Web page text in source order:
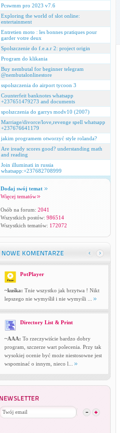
Pcswmm pro 2023 v7.6
Exploring the world of slot online:
entertainment
Entretien moto : les bonnes pratiques pour
garder votre deux
Spolszczenie do f.e.a.r 2: project origin
Program do klikania
Buy nembutal for beginner telegram
@nembutalonlinestore
sspolszczenia do airport tycoon 3
Counterfeit banknotes whatsapp
+237651479273 and documents
spolszczenia do garrys modv10 (2007)
Marriage/divorce/love,revenge spell whatsapp
+237676641179
jakim programem otworzyć style rolanda?
Are iready scores good? understanding math
and reading
Join illuminati in russia
whatsapp:+237682708999
Dodaj swój temat
Więcej tematów
Osób na forum: 2041
Wszystkich postów: 986514
Wszystkich tematów: 172072
PotPlayer
~kuśka: Tnie wszystko jak brzytwa ! Nikt
lepszego nie wymyślił i nie wymyśli ...
Directory List & Print
~AAA: To rzeczywiście bardzo dobry
program, szczerze wart polecenia. Przy tak
wysokiej ocenie być może niestosowne jest
wspominać o innym, nieco l...